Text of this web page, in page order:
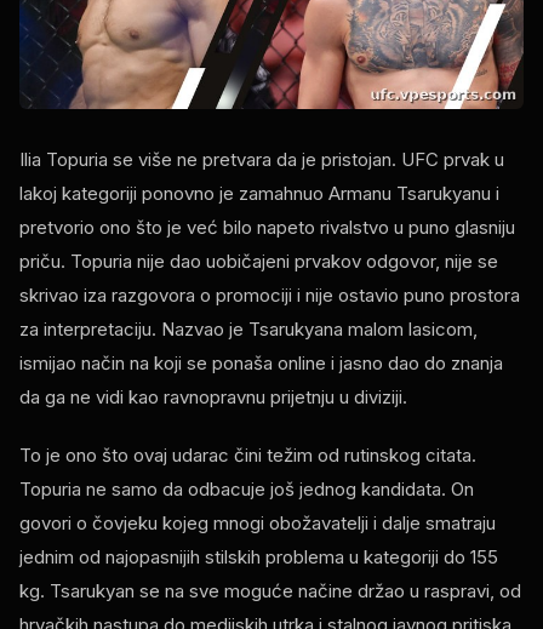
Ilia Topuria se više ne pretvara da je pristojan. UFC prvak u
lakoj kategoriji ponovno je zamahnuo Armanu Tsarukyanu i
pretvorio ono što je već bilo napeto rivalstvo u puno glasniju
priču. Topuria nije dao uobičajeni prvakov odgovor, nije se
skrivao iza razgovora o promociji i nije ostavio puno prostora
za interpretaciju. Nazvao je Tsarukyana malom lasicom,
ismijao način na koji se ponaša online i jasno dao do znanja
da ga ne vidi kao ravnopravnu prijetnju u diviziji.
To je ono što ovaj udarac čini težim od rutinskog citata.
Topuria ne samo da odbacuje još jednog kandidata. On
govori o čovjeku kojeg mnogi obožavatelji i dalje smatraju
jednim od najopasnijih stilskih problema u kategoriji do 155
kg. Tsarukyan se na sve moguće načine držao u raspravi, od